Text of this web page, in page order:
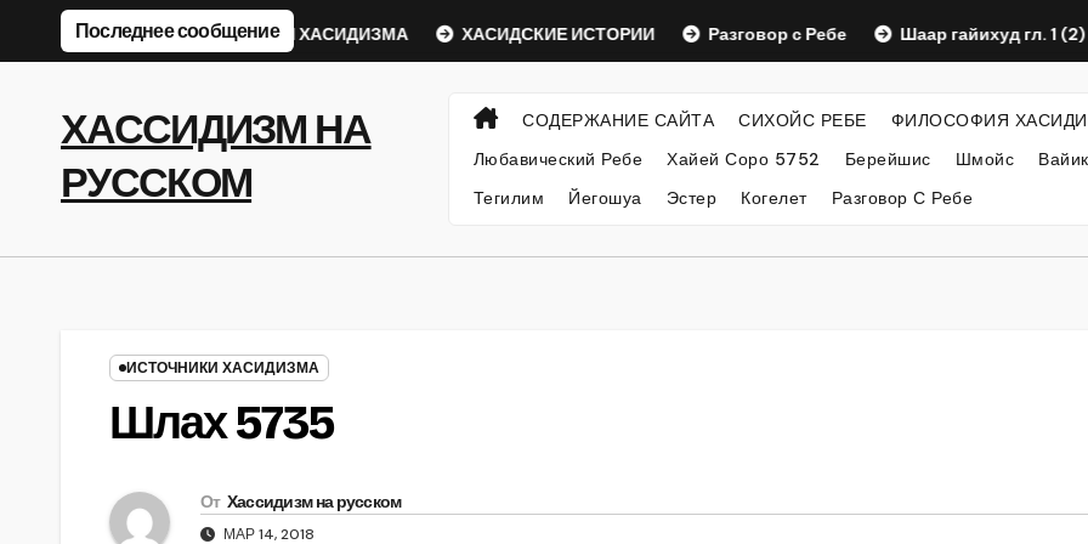
Перейти
Последнее сообщение
ФИЛОСОФИЯ ХАСИДИЗМА ХАСИДСКИЕ ИСТОРИИ Разговор с Ребе Шаар гайихуд гл. 1 (2)
ХАССИДИЗМ НА
РУССКОМ
СОДЕРЖАНИЕ САЙТА СИХОЙС РЕБЕ ФИЛОСОФИЯ
Любавический Ребе
Хайей Соро 5752 Берейшис Шмойс
Тегилим
Йегошуа Эстер Когелет Разговор С Ребе
ИСТОЧНИКИ ХАСИДИЗМА
Шлах 5735
От Хассидизм на русском
МАР 14, 2018